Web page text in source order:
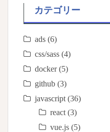
カテゴリー
ads (6)
css/sass (4)
docker(5)
github (3)
javascript (36)
react (3)
vue.js (5)